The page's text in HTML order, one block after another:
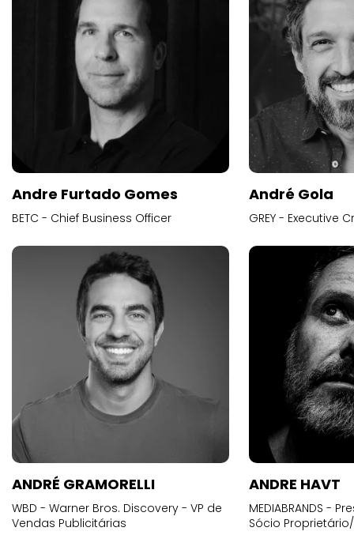
Andre Furtado Gomes
BETC - Chief Business Officer
André Gola
GREY - Executive
ANDRÉ GRAMORELLI
WBD - Warner Bros. Discovery - VP de
Vendas Publicitárias
ANDRE HAVT
MEDIABRANDS -
Sócio